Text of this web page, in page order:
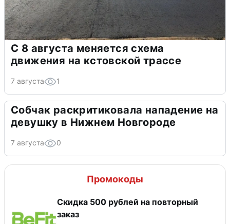
С 8 августа меняется схема
движения на кстовской трассе
7 августа 1
Собчак раскритиковала нападение на
девушку в Нижнем Новгороде
7 августа 0
Промокоды
Скидка 500 рублей на повторный
заказ